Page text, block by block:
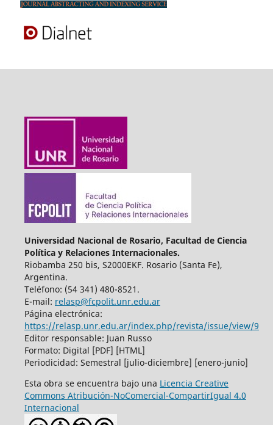
Universidad Nacional de Rosario, Facultad de Ciencia
Política y Relaciones Internacionales.
Riobamba 250 bis, S2000EKF. Rosario (Santa Fe),
Argentina.
Teléfono: (54 341) 480-8521.
E-mail: relasp@fcpolit.unr.edu.ar
Página electrónica:
https://relasp.unr.edu.ar/index.php/revista/issue/view/9
Editor responsable: Juan Russo
Formato: Digital [PDF] [HTML]
Periodicidad: Semestral [julio-diciembre] [enero-junio]
Esta obra se encuentra bajo una Licencia Creative
Commons Atribución-NoComercial-CompartirIgual 4.0
Internacional